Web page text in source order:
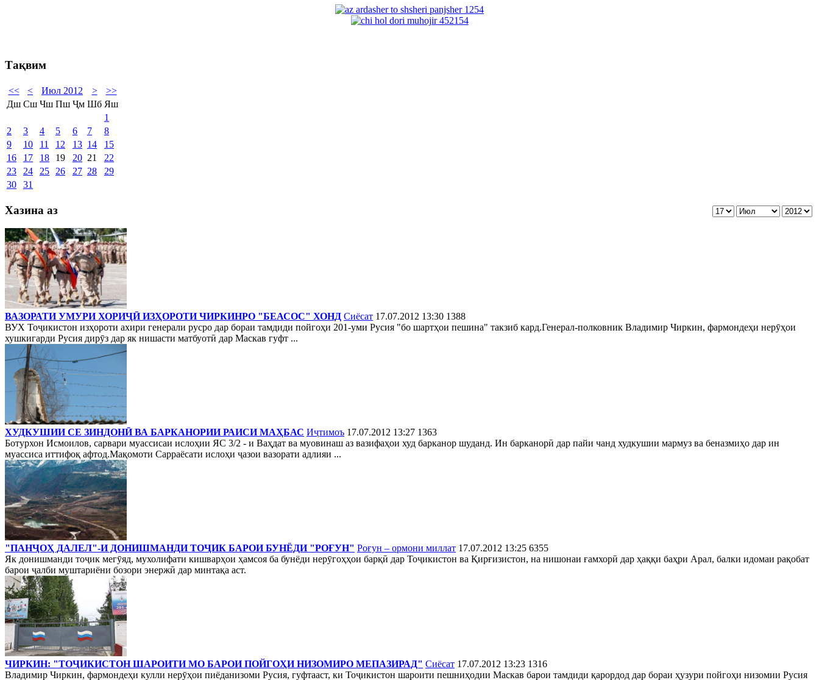
Тақвим
<< < Июл 2012 >
>>
Дш Сш Чш Пш Ҷм Шб Яш
1
2
3 4 5 6 7
8
9
10 11 12 13 14
15
16
17 18 19 20 21
22
23
24 25 26 27 28
29
30
31
Хазина аз
ВАЗОРАТИ УМУРИ ХОРИҶӢ ИЗҲОРОТИ ЧИРКИНРО "БЕАСОС" ХОНД Сиёсат 17.07.2012 13:30 1388
ВУХ Тоҷикистон изҳороти ахири генерали русро дар бораи тамдиди пойгоҳи 201-уми Русия "бо шартҳои пешина" такзиб кард.Генерал-полковник Владимир Чиркин, фармондеҳи нерӯҳои
хушкигарди Русия дирӯз дар як нишасти матбуотӣ дар Маскав гуфт ...
ХУДКУШИИ СЕ ЗИНДОНӢ ВА БАРКАНОРИИ РАИСИ МАҲБАС Иҷтимоъ 17.07.2012 13:27 1363
Ботурхон Исмоилов, сарвари муассисаи ислоҳии ЯС 3/2 - и Ваҳдат ва муовинаш аз вазифаҳои худ барканор шуданд. Ин барканорӣ дар пайи чанд худкушии мармуз ва беназмиҳо дар ин
муассиса иттифоқ афтод.Мақомоти Сарраёсати ислоҳи ҷазои вазорати адлияи ...
"ПАНҶОҲ ДАЛЕЛ"-И ДОНИШМАНДИ ТОҶИК БАРОИ БУНЁДИ "РОҒУН" Роғун – ормони миллат 17.07.2012 13:25 6355
Як донишманди тоҷик мегӯяд, мухолифати кишварҳои ҳамсоя ба бунёди нерӯгоҳҳои барқӣ дар Тоҷикистон ва Қирғизистон, на нишонаи ғамхорӣ дар ҳаққи баҳри Арал, балки идомаи рақобат
барои ҷалби муштариёни бозори энержӣ дар минтақа аст.
ЧИРКИН: "ТОҶИКИСТОН ШАРОИТИ МО БАРОИ ПОЙГОҲИ НИЗОМИРО МЕПАЗИРАД" Сиёсат 17.07.2012 13:23 1316
Владимир Чиркин, фармондеҳи кулли нерӯҳои пиёданизоми Русия, гуфтааст, ки Тоҷикистон шароити пешниҳодии Маскав барои тамдиди қарордод дар бораи ҳузури пойгоҳи низомии Русия